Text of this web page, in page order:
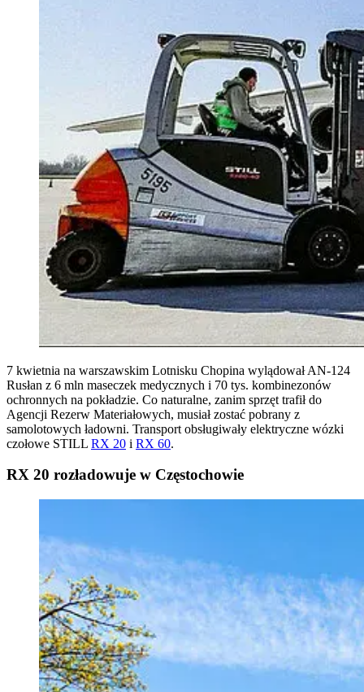
7 kwietnia na warszawskim Lotnisku Chopina wylądował AN-124
Rusłan z 6 mln maseczek medycznych i 70 tys. kombinezonów
ochronnych na pokładzie. Co naturalne, zanim sprzęt trafił do
Agencji Rezerw Materiałowych, musiał zostać pobrany z
samolotowych ładowni. Transport obsługiwały elektryczne wózki
czołowe STILL RX 20 i RX 60.
RX 20 rozładowuje w Częstochowie